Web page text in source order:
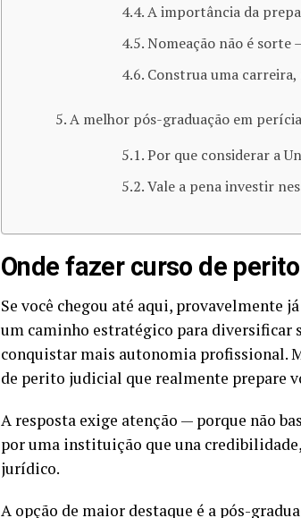
A importância da
Nomeação não é sorte
Construa uma
A melhor pós-graduação em
Por que considerar a
Vale a pena investir
Onde fazer curso de
Se você chegou até aqui, provavelmente
um caminho estratégico para diversificar
conquistar mais autonomia profissional.
de perito judicial que realmente prepare
A resposta exige atenção — porque não
por uma instituição que una
jurídico.
A opção de maior destaque é a pós-